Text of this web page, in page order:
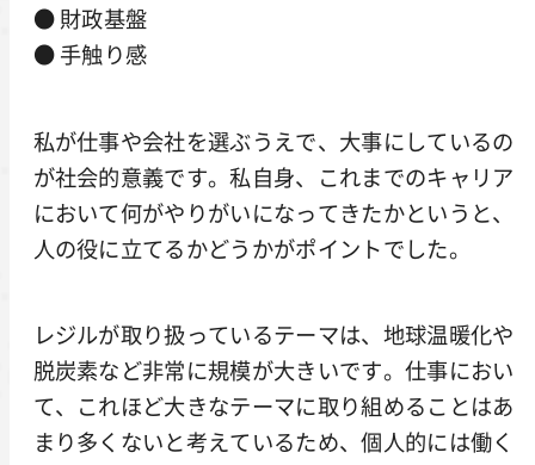
● 財政基盤
● 手触り感
私が仕事や会社を選ぶうえで、大事にしているの
が社会的意義です。私自身、これまでのキャリア
において何がやりがいになってきたかというと、
人の役に立てるかどうかがポイントでした。
レジルが取り扱っているテーマは、地球温暖化や
脱炭素など非常に規模が大きいです。仕事におい
て、これほど大きなテーマに取り組めることはあ
まり多くないと考えているため、個人的には働く